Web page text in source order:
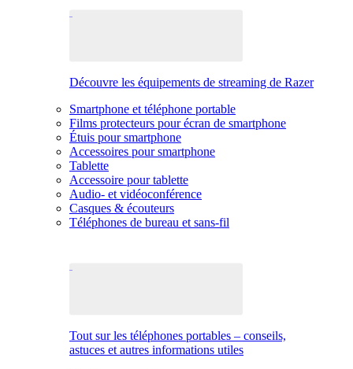
Découvre les équipements de streaming de Razer
Smartphone et téléphone portable
Films protecteurs pour écran de smartphone
Étuis pour smartphone
Accessoires pour smartphone
Tablette
Accessoire pour tablette
Audio- et vidéoconférence
Casques & écouteurs
Téléphones de bureau et sans-fil
Tout sur les téléphones portables – conseils,
astuces et autres informations utiles